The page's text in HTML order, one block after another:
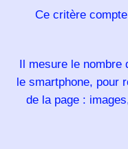
Ce critère
Il mesure le nombre
le smartphone, pour
de la page :